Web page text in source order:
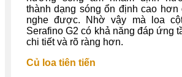
thành dạng sóng ổn định cao hơn
nghe được. Nhờ vậy mà loa
Serafino G2 có khả năng đáp ứng
chi tiết và rõ ràng hơn.
Củ loa tiên tiến